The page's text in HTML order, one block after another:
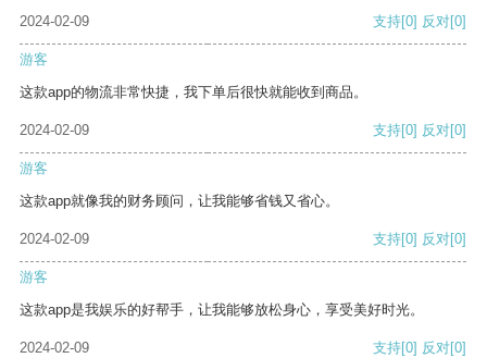
2024-02-09 支持[0] 反对[0]
游客
这款app的物流非常快捷，我下单后很快就能收到商品。
2024-02-09 支持[0] 反对[0]
游客
这款app就像我的财务顾问，让我能够省钱又省心。
2024-02-09 支持[0] 反对[0]
游客
这款app是我娱乐的好帮手，让我能够放松身心，享受美好时光。
2024-02-09 支持[0] 反对[0]